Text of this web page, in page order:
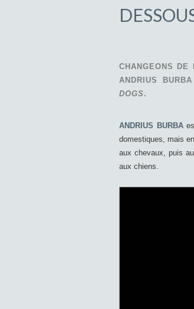
CHANGEONS DE
ANDRIUS
DOGS .
ANDRIUS BURBA
domestiques, mais
aux chevaux, puis
aux chiens.